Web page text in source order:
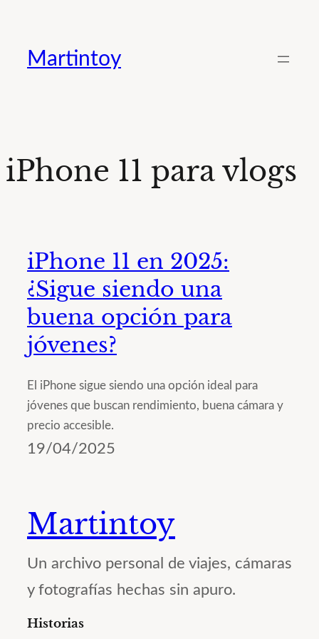
contenido
Martintoy
iPhone 11 para vlogs
iPhone 11 en 2025:
¿Sigue siendo una
buena opción para
jóvenes?
El iPhone sigue siendo una opción ideal para
jóvenes que buscan rendimiento, buena cámara y
precio accesible.
19/04/2025
Martintoy
Un archivo personal de viajes, cámaras
y fotografías hechas sin apuro.
Historias